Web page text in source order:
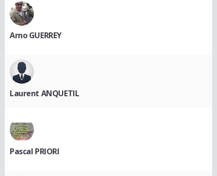
Arno GUERREY
Laurent ANQUETIL
Pascal PRIORI